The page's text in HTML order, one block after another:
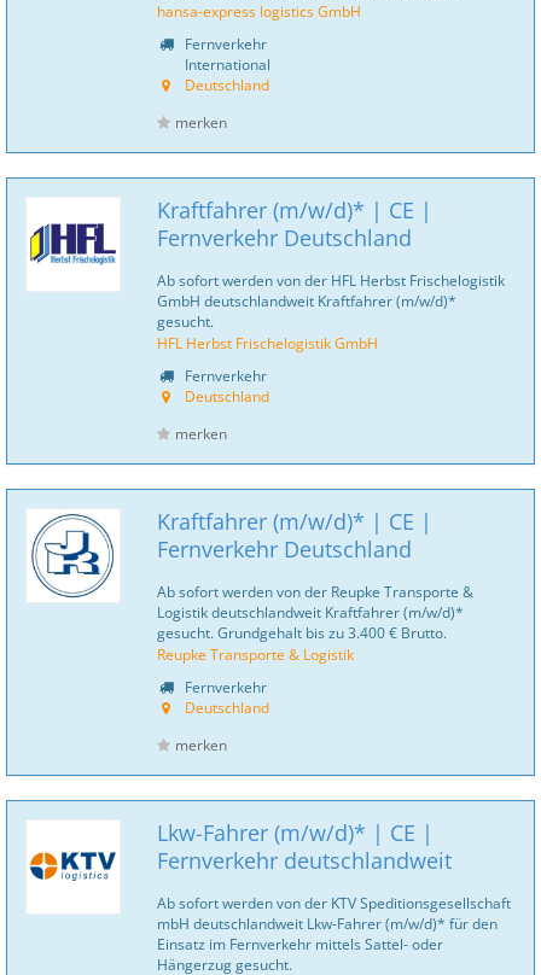
hansa-express logistics GmbH
Fernverkehr
International
Deutschland
merken
Kraftfahrer (m/w/d)* | CE |
Fernverkehr Deutschland
Ab sofort werden von der HFL Herbst Frischelogistik
GmbH deutschlandweit Kraftfahrer (m/w/d)*
gesucht.
HFL Herbst Frischelogistik GmbH
Fernverkehr
Deutschland
merken
Kraftfahrer (m/w/d)* | CE |
Fernverkehr Deutschland
Ab sofort werden von der Reupke Transporte &
Logistik deutschlandweit Kraftfahrer (m/w/d)*
gesucht. Grundgehalt bis zu 3.400 € Brutto.
Reupke Transporte & Logistik
Fernverkehr
Deutschland
merken
Lkw-Fahrer (m/w/d)* | CE |
Fernverkehr deutschlandweit
Ab sofort werden von der KTV Speditionsgesellschaft
mbH deutschlandweit Lkw-Fahrer (m/w/d)* für den
Einsatz im Fernverkehr mittels Sattel- oder
Hängerzug gesucht.